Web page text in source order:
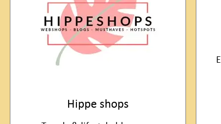
Een online